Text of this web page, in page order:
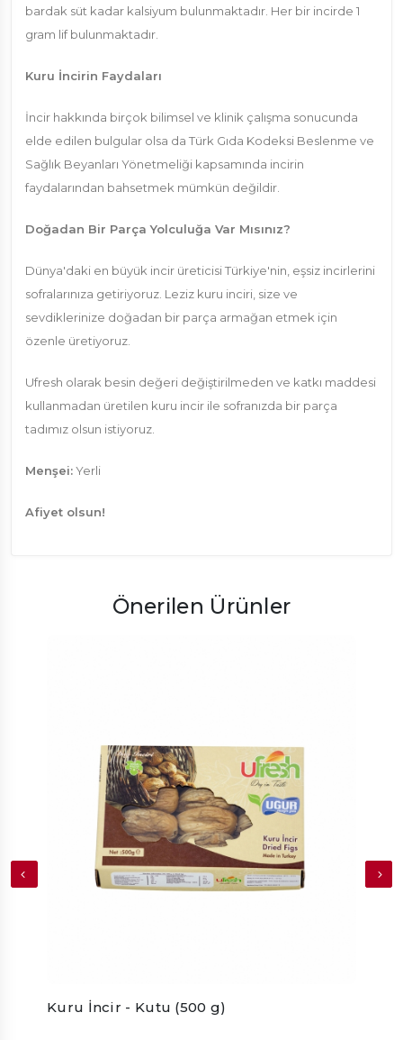
bardak süt kadar kalsiyum bulunmaktadır. Her bir incirde 1
gram lif bulunmaktadır.
Kuru İncirin Faydaları
İncir hakkında birçok bilimsel ve klinik çalışma sonucunda
elde edilen bulgular olsa da Türk Gıda Kodeksi Beslenme ve
Sağlık Beyanları Yönetmeliği kapsamında incirin
faydalarından bahsetmek mümkün değildir.
Doğadan Bir Parça Yolculuğa Var Mısınız?
Dünya'daki en büyük incir üreticisi Türkiye'nin, eşsiz incirlerini
sofralarınıza getiriyoruz. Leziz kuru inciri, size ve
sevdiklerinize doğadan bir parça armağan etmek için
özenle üretiyoruz.
Ufresh olarak besin değeri değiştirilmeden ve katkı maddesi
kullanmadan üretilen kuru incir ile sofranızda bir parça
tadımız olsun istiyoruz.
Menşei:Yerli
Afiyet olsun!
Önerilen Ürünler
Kuru İncir - Kutu (500 g)